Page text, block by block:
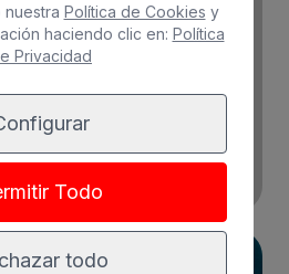
Reservar
Más info
nuestra Política de Cookies y
haciendo clic en: Política
Privacidad
Todo
todo